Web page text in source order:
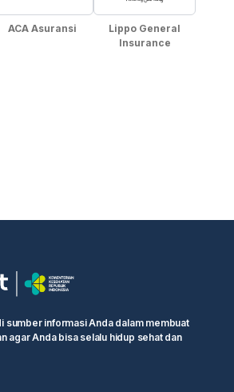
ACA Asuransi
Lippo General
Insurance
sumber informasi Anda dalam membuat
agar Anda bisa selalu hidup sehat dan